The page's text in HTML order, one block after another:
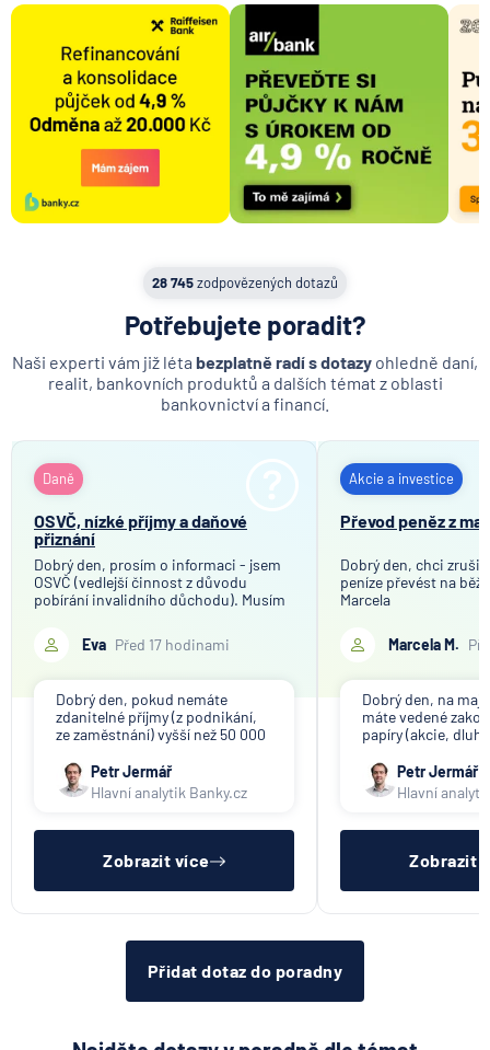
28 745zodpovězených dotazů
Potřebujete poradit?
Naši experti vám již léta bezplatně radí s dotazy ohledně daní,
realit, bankovních produktů a dalších témat z oblasti
bankovnictví a financí.
Daně
OSVČ, nízké příjmy a daňové
přiznání
Dobrý den, prosím o informaci - jsem
OSVČ (vedlejší činnost z důvodu
pobírání invalidního důchodu). Musím
roční příjmy z OSVČ nepřesáhnou 20
000 Kč? A jak by to bylo později v
odpov
Eva Před 17 hodinami
Dobrý den, pokud nemáte
zdanitelné příjmy (z podnikání,
ze zaměstnání) vyšší než 50 000
podávat nemusíte. Invalidní
důchod ani jiné dávky nejsou
zdanitelným příjmem. Jako
Petr Jermář
Hlavní analytik Banky.cz
Zobrazit více
Akcie a investice
Převod peněz z
Dobrý den, chci
peníze převést na
Marcela
Marcela M.
Dobrý den, na
máte vedené
papíry (akcie,
následně Vám
účet vyplaceny
Petr Jermář
Hlavní
Zobrazit
Přidat dotaz do poradny